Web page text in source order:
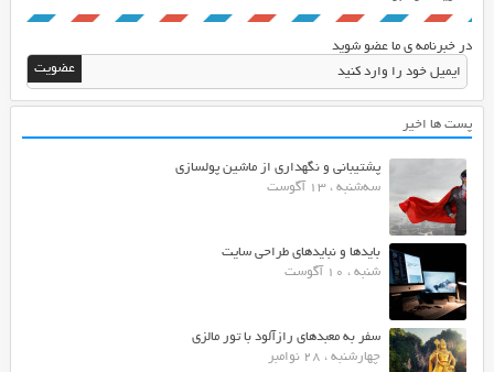
در خبرنامه ی ما عضو شوید
پست ها اخیر
پشتیبانی و نگهداری از ماشین پولسازی
سه‌شنبه ، 13 آگوست
بایدها و نبایدهای طراحی سایت
شنبه ، 10 آگوست
سفر به معبدهای رازآلود با تور مالزی
چهارشنبه ، 28 نوامبر